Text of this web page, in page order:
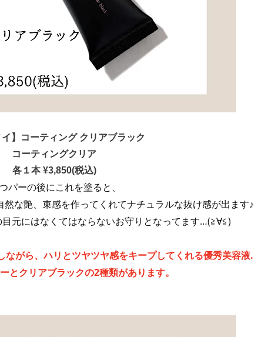
イ】コーティング クリアブラック
コーティングクリア
各１本 ¥3,850(税込)
パーの後にこれを塗ると、
然な艶、束感を作ってくれてナチュラルな抜け感が出ます♪
元にはなくてはならないお守りとなってます…(≧∀≦)
ながら、ハリとツヤツヤ感をキープしてくれる優秀美容液.
とクリアブラックの2種類があります。